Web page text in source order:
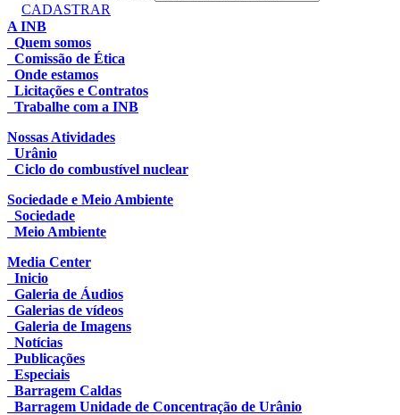
CADASTRAR
A INB
Quem somos
Comissão de Ética
Onde estamos
Licitações e Contratos
Trabalhe com a INB
Nossas Atividades
Urânio
Ciclo do combustível nuclear
Sociedade e Meio Ambiente
Sociedade
Meio Ambiente
Media Center
Inicio
Galeria de Áudios
Galerias de vídeos
Galeria de Imagens
Notícias
Publicações
Especiais
Barragem Caldas
Barragem Unidade de Concentração de Urânio